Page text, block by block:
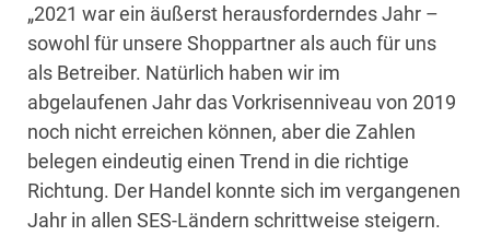
„2021 war ein äußerst herausforderndes Jahr –
sowohl für unsere Shoppartner als auch für uns
als Betreiber. Natürlich haben wir im
abgelaufenen Jahr das Vorkrisenniveau von 2019
noch nicht erreichen können, aber die Zahlen
belegen eindeutig einen Trend in die richtige
Richtung. Der Handel konnte sich im vergangenen
Jahr in allen SES-Ländern schrittweise steigern.